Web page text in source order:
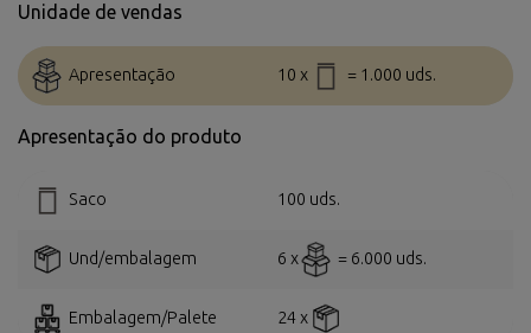
Unidade de vendas
Apresentação 10 x = 1.000 uds.
Apresentação do produto
Saco 100 uds.
Und/embalagem 6 x = 6.000 uds.
Embalagem/Palete 24 x